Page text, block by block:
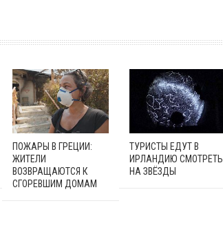
ПОЖАРЫ В ГРЕЦИИ:
ЖИТЕЛИ
ВОЗВРАЩАЮТСЯ К
СГОРЕВШИМ ДОМАМ
ТУРИСТЫ ЕДУТ В
ИРЛАНДИЮ СМОТРЕТЬ
НА ЗВЁЗДЫ